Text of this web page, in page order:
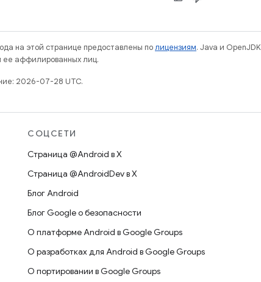
на этой странице предоставлены полицензиям. Java и
ее аффилированных лиц.
2026-07-28 UTC.
СОЦСЕТИ
Страница @Android в X
Страница @AndroidDev в X
Блог Android
Блог Google о безопасности
О платформе Android в Google Groups
О разработках для Android в Google Groups
О портировании в Google Groups